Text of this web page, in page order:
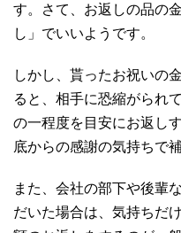
す。さて、お返しの品の
し」でいいようです。
しかし、貰ったお祝いの
ると、相手に恐縮がられ
の一程度を目安にお返し
底からの感謝の気持ちで
また、会社の部下や後輩
だいた場合は、気持ちだ